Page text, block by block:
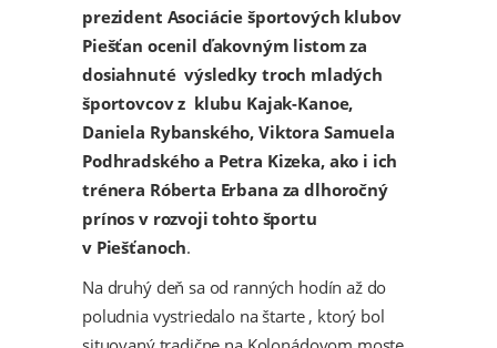
prezident Asociácie športových klubov
Piešťan ocenil ďakovným listom za
dosiahnuté výsledky troch mladých
športovcov z klubu Kajak-Kanoe,
Daniela Rybanského, Viktora Samuela
Podhradského a Petra Kizeka, ako i ich
trénera Róberta Erbana za dlhoročný
prínos v rozvoji tohto športu
v Piešťanoch.
Na druhý deň sa od ranných hodín až do
poludnia vystriedalo na štarte , ktorý bol